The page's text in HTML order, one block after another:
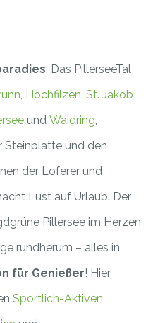
: Das PillerseeTal
, Hochfilzen, St. Jakob
und Waidring,
Steinplatte und den
der Loferer und
Lust auf Urlaub. Der
Pillersee im Herzen
rundherum – alles in
für Genießer! Hier
Sportlich-Aktiven,